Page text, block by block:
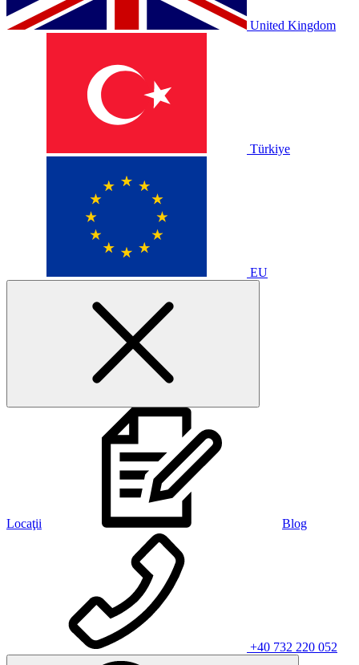
United Kingdom
Türkiye
EU
Locaţii Blog
+40 732 220 052